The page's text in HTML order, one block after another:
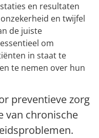
en resultaten
en twijfel
de juiste
om
in staat te
te nemen over hun
preventieve zorg
van chronische